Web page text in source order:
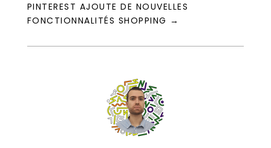
PINTEREST AJOUTE DE NOUVELLES
FONCTIONNALITÉS SHOPPING →